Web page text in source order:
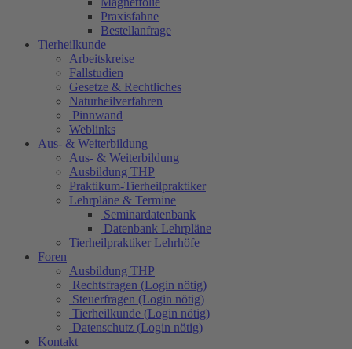
Praxisfahne
Bestellanfrage
Tierheilkunde
Arbeitskreise
Fallstudien
Gesetze & Rechtliches
Naturheilverfahren
Pinnwand
Weblinks
Aus- & Weiterbildung
Aus- & Weiterbildung
Ausbildung THP
Praktikum-Tierheilpraktiker
Lehrpläne & Termine
Seminardatenbank
Datenbank Lehrpläne
Tierheilpraktiker Lehrhöfe
Foren
Ausbildung THP
Rechtsfragen (Login nötig)
Steuerfragen (Login nötig)
Tierheilkunde (Login nötig)
Datenschutz (Login nötig)
Kontakt